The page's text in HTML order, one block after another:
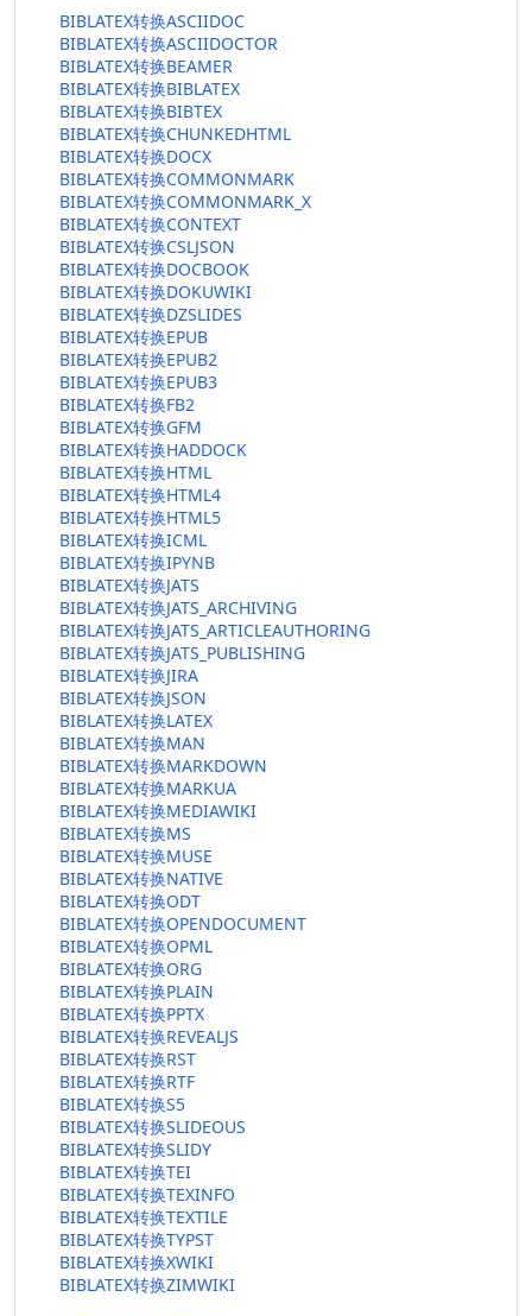
BIBLATEX转换ASCIIDOC
BIBLATEX转换ASCIIDOCTOR
BIBLATEX转换BEAMER
BIBLATEX转换BIBLATEX
BIBLATEX转换BIBTEX
BIBLATEX转换CHUNKEDHTML
BIBLATEX转换DOCX
BIBLATEX转换COMMONMARK
BIBLATEX转换COMMONMARK_X
BIBLATEX转换CONTEXT
BIBLATEX转换CSLJSON
BIBLATEX转换DOCBOOK
BIBLATEX转换DOKUWIKI
BIBLATEX转换DZSLIDES
BIBLATEX转换EPUB
BIBLATEX转换EPUB2
BIBLATEX转换EPUB3
BIBLATEX转换FB2
BIBLATEX转换GFM
BIBLATEX转换HADDOCK
BIBLATEX转换HTML
BIBLATEX转换HTML4
BIBLATEX转换HTML5
BIBLATEX转换ICML
BIBLATEX转换IPYNB
BIBLATEX转换JATS
BIBLATEX转换JATS_ARCHIVING
BIBLATEX转换JATS_ARTICLEAUTHORING
BIBLATEX转换JATS_PUBLISHING
BIBLATEX转换JIRA
BIBLATEX转换JSON
BIBLATEX转换LATEX
BIBLATEX转换MAN
BIBLATEX转换MARKDOWN
BIBLATEX转换MARKUA
BIBLATEX转换MEDIAWIKI
BIBLATEX转换MS
BIBLATEX转换MUSE
BIBLATEX转换NATIVE
BIBLATEX转换ODT
BIBLATEX转换OPENDOCUMENT
BIBLATEX转换OPML
BIBLATEX转换ORG
BIBLATEX转换PLAIN
BIBLATEX转换PPTX
BIBLATEX转换REVEALJS
BIBLATEX转换RST
BIBLATEX转换RTF
BIBLATEX转换S5
BIBLATEX转换SLIDEOUS
BIBLATEX转换SLIDY
BIBLATEX转换TEI
BIBLATEX转换TEXINFO
BIBLATEX转换TEXTILE
BIBLATEX转换TYPST
BIBLATEX转换XWIKI
BIBLATEX转换ZIMWIKI